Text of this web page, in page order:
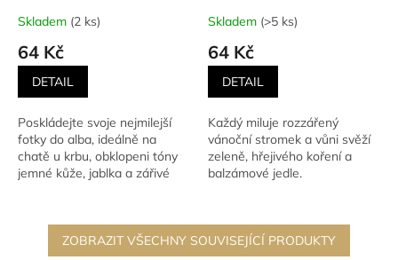
SCRAPBOOKING
fotoalbem) 22 g
Skladem (2 ks)
64 Kč
DETAIL
Poskládejte svoje nejmilejší
fotky do alba, ideálně na
chatě u krbu, obklopeni tóny
jemné kůže, jablka a zářivé
CHRISTMAS TREE
Skladem (>5 ks)
64 Kč
DETAIL
Každý miluje rozzářený
vánoční stromek a vůni svěží
zeleně, hřejivého koření a
balzámové jedle.
ZOBRAZIT VŠECHNY SOUVISEJÍCÍ PRODUKTY